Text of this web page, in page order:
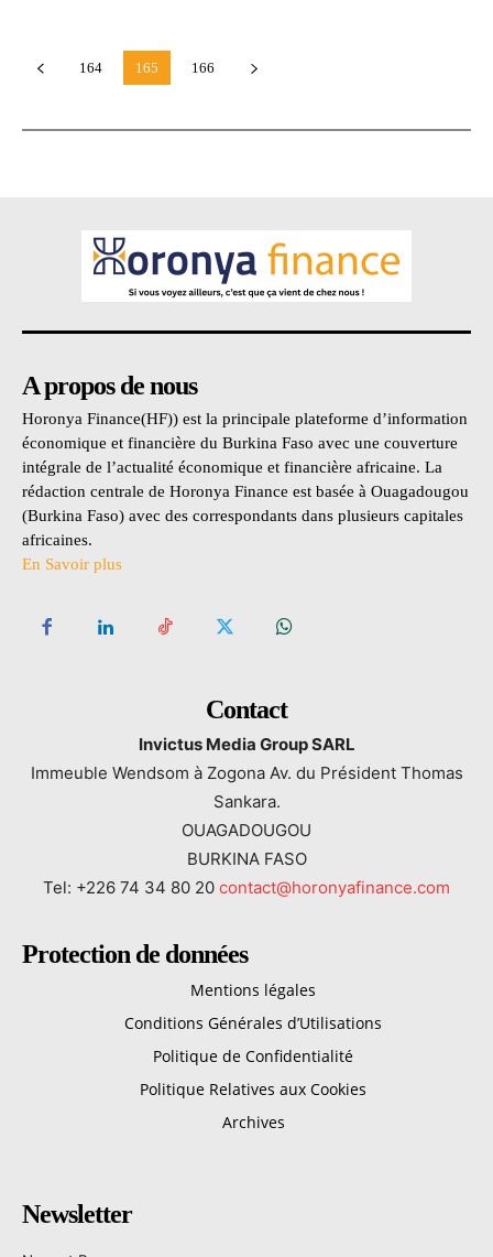
164 165 166
A propos de nous
Horonya Finance(HF)) est la principale plateforme d’information
économique et financière du Burkina Faso avec une couverture
intégrale de l’actualité économique et financière africaine. La
rédaction centrale de Horonya Finance est basée à Ouagadougou
(Burkina Faso) avec des correspondants dans plusieurs capitales
africaines.
En Savoir plus
Contact
Invictus Media Group SARL
Immeuble Wendsom à Zogona Av. du Président Thomas
Sankara.
OUAGADOUGOU
BURKINA FASO
Tel: +226 74 34 80 20 contact@horonyafinance.com
Protection de données
Mentions légales
Conditions Générales d’Utilisations
Politique de Confidentialité
Politique Relatives aux Cookies
Archives
Newsletter